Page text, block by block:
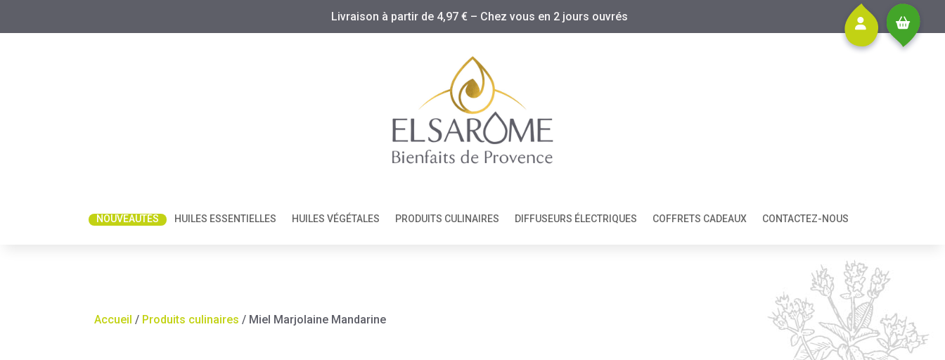
Livraison à partir de 4,97 € – Chez vous en 2 jours ouvrés
NOUVEAUTÉS HUILES ESSENTIELLES HUILES VÉGÉTALES PRODUITS CULINAIRES DIFFUSEURS ÉLECTRIQUES COFFRETS CADEAUX CONTACTEZ-NOUS
Accueil / Produits culinaires / Miel Marjolaine Mandarine